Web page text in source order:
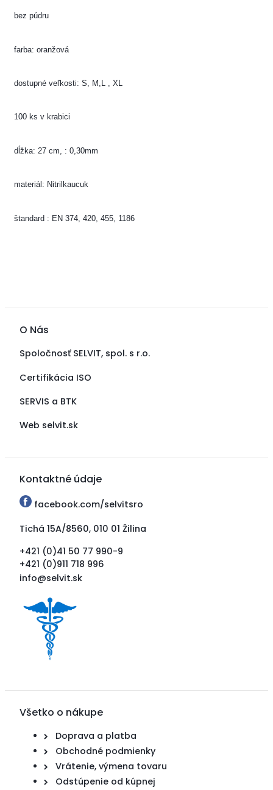
bez púdru
farba: oranžová
dostupné veľkosti: S, M,L , XL
100 ks v krabici
dĺžka: 27 cm, : 0,30mm
materiál: Nitrilkaucuk
štandard : EN 374, 420, 455, 1186
O Nás
Spoločnosť SELVIT, spol. s r.o.
Certifikácia ISO
SERVIS a BTK
Web selvit.sk
Kontaktné údaje
facebook.com/selvitsro
Tichá 15A/8560, 010 01 Žilina
+421 (0)41 50 77 990-9
+421 (0)911 718 996
info@selvit.sk
Všetko o nákupe
Doprava a platba
Obchodné podmienky
Vrátenie, výmena tovaru
Odstúpenie od kúpnej